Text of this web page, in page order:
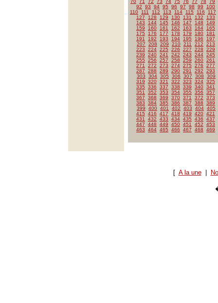
70 71 72 73 74 75 76 77 78
79
92
93 94 95 96 97 98 99
100
110
111 112 113 114 115 116
117
127
128 129 130 131 132
133
143
144 145 146 147 148
149
159
160 161 162 163 164
165
175
176 177 178 179 180
181
191
192 193 194 195 196
197
207
208 209 210 211 212
213
223
224 225 226 227 228
229
239
240 241 242 243 244 245
255
256 257 258 259 260 261
271
272 273 274 275 276
277
287
288 289 290 291 292
293
303
304 305 306 307 308
309
319
320 321 322 323 324 325
335
336 337 338 339 340 341
351
352 353 354 355 356
357
367
368 369 370 371 372
373
383
384 385 386 387 388
389
399
400 401 402 403 404 405
415
416 417 418 419 420 421
431
432 433 434 435 436
437
447
448 449 450 451 452
453
463
464 465 466 467 468 469
[ A la une|